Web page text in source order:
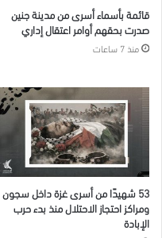
قائمة بأسماء أسرى من مدينة جنين
صدرت بحقهم أوامر اعتقال إداري
منذ 7 ساعات
53 شهيدًا من أسرى غزة داخل سجون
ومراكز احتجاز الاحتلال منذ بدء حرب
الإبادة